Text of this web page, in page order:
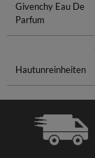
Givenchy Eau De
Parfum
Hautunreinheiten